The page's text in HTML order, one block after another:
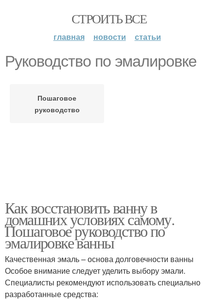
СТРОИТЬ ВСЕ
главная новости статьи
Руководство по эмалировке
Пошаговое
руководство
Как восстановить ванну в
домашних условиях самому.
Пошаговое руководство по
эмалировке ванны
Качественная эмаль – основа долговечности ванны
Особое внимание следует уделить выбору эмали.
Специалисты рекомендуют использовать специально
разработанные средства: